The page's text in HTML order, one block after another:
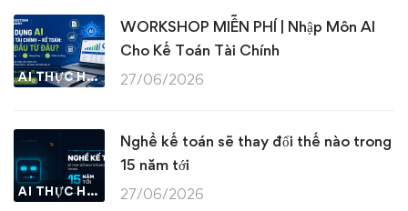
AI THỰC HÀNH
WORKSHOP MIỄN PHÍ | Nhập Môn AI
Cho Kế Toán Tài Chính
27/06/2026
AI THỰC HÀNH
Nghề kế toán sẽ thay đổi thế nào trong
15 năm tới
27/06/2026